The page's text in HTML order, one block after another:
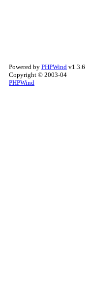
Powered by PHPWind v1.3.6
Copyright © 2003-04
PHPWind